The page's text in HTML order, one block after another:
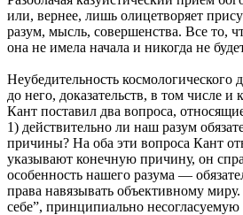
или, вернее, лишь олицетворяет
разум, мысль, совершенства. Все то,
она не имела начала и никогда не
Неубедительность
до него, доказательств, в том числе
Кант поставил два вопроса,
1) действительно ли наш разум
причины? На оба эти вопроса Кант
указывают конечную причину, он
особенность нашего разума —
права навязывать объективному
себе”, принципиально